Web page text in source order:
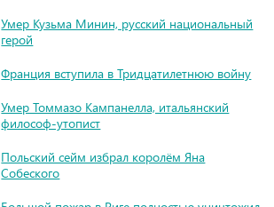
Умер Кузьма Минин, русский национальный
герой
Франция вступила в Тридцатилетнюю войну
Умер Томмазо Кампанелла, итальянский
философ-утопист
Польский сейм избрал королём Яна
Собеского